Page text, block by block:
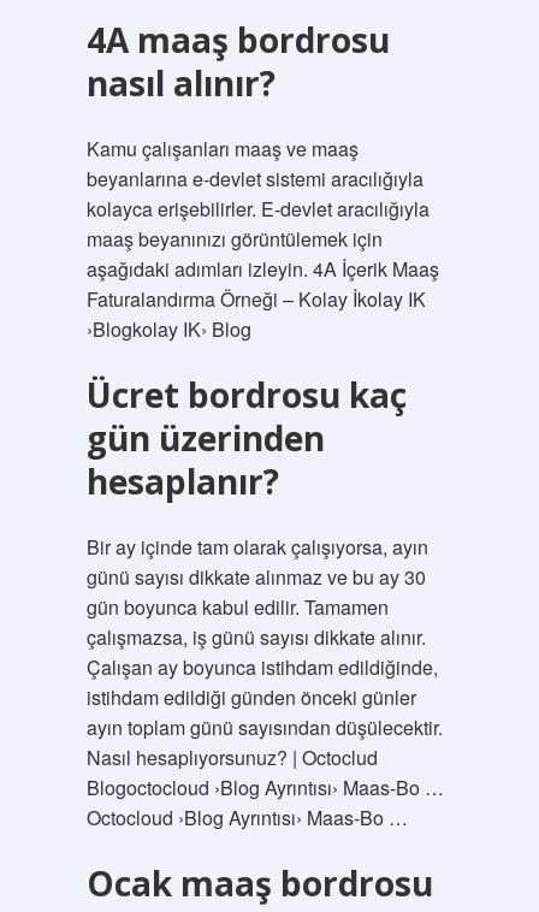
4A maaş bordrosu
nasıl alınır?
Kamu çalışanları maaş ve maaş
beyanlarına e-devlet sistemi aracılığıyla
kolayca erişebilirler. E-devlet aracılığıyla
maaş beyanınızı görüntülemek için
aşağıdaki adımları izleyin. 4A İçerik Maaş
Faturalandırma Örneği – Kolay İkolay IK
›Blogkolay IK› Blog
Ücret bordrosu kaç
gün üzerinden
hesaplanır?
Bir ay içinde tam olarak çalışıyorsa, ayın
günü sayısı dikkate alınmaz ve bu ay 30
gün boyunca kabul edilir. Tamamen
çalışmazsa, iş günü sayısı dikkate alınır.
Çalışan ay boyunca istihdam edildiğinde,
istihdam edildiği günden önceki günler
ayın toplam günü sayısından düşülecektir.
Nasıl hesaplıyorsunuz? | Octoclud
Blogoctocloud ›Blog Ayrıntısı› Maas-Bo …
Octocloud ›Blog Ayrıntısı› Maas-Bo …
Ocak maaş bordrosu